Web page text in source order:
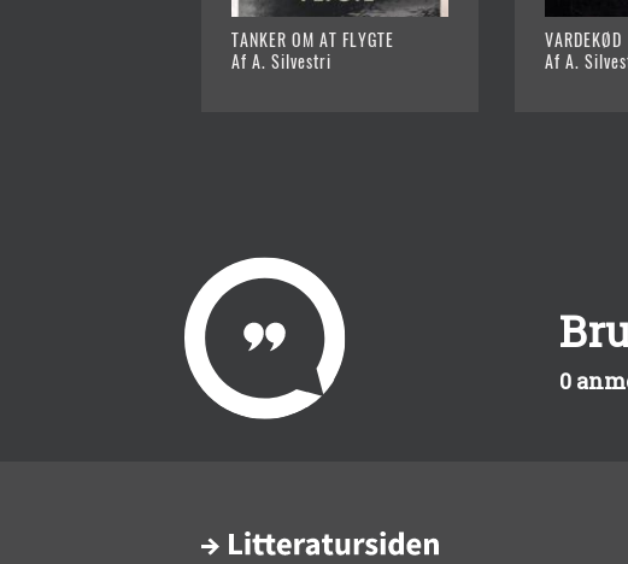
TANKER OM AT FLYGTE
Af A. Silvestri
VARDEKØD
Af A.
0